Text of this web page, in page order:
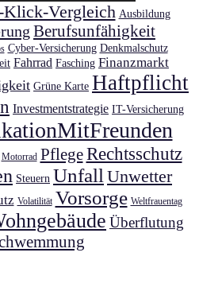
Klick-Vergleich Ausbildung
Berufsunfähigkeit
Cyber-Versicherung Denkmalschutz
Fahrrad Fasching Finanzmarkt
Grüne Karte Haftpflicht
Investmentstrategie IT-Versicherung
Motorrad Pflege Rechtsschutz
Steuern Unfall Unwetter
Volatilität Vorsorge Weltfrauentag
Überflutung